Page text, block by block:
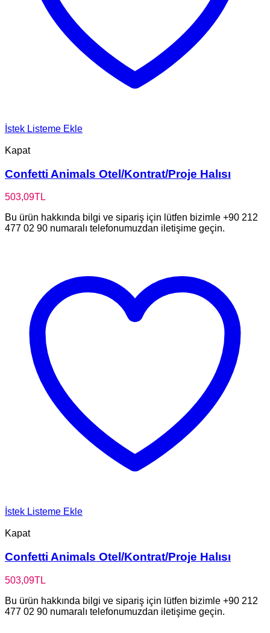
İstek Listeme Ekle
Kapat
Confetti Animals Otel/Kontrat/Proje Halısı
503,09TL
Bu ürün hakkında bilgi ve sipariş için lütfen bizimle +90 212
477 02 90 numaralı telefonumuzdan iletişime geçin.
İstek Listeme Ekle
Kapat
Confetti Animals Otel/Kontrat/Proje Halısı
503,09TL
Bu ürün hakkında bilgi ve sipariş için lütfen bizimle +90 212
477 02 90 numaralı telefonumuzdan iletişime geçin.